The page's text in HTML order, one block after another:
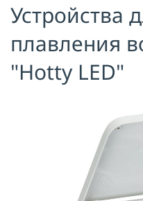
на
Устройства
плавления
"Hotty LED"